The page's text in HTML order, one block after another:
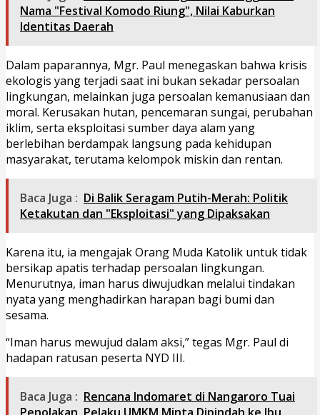
Nama "Festival Komodo Riung", Nilai Kaburkan
Identitas Daerah
Dalam paparannya, Mgr. Paul menegaskan bahwa krisis
ekologis yang terjadi saat ini bukan sekadar persoalan
lingkungan, melainkan juga persoalan kemanusiaan dan
moral. Kerusakan hutan, pencemaran sungai, perubahan
iklim, serta eksploitasi sumber daya alam yang
berlebihan berdampak langsung pada kehidupan
masyarakat, terutama kelompok miskin dan rentan.
Baca Juga : Di Balik Seragam Putih-Merah: Politik
Ketakutan dan "Eksploitasi" yang Dipaksakan
Karena itu, ia mengajak Orang Muda Katolik untuk tidak
bersikap apatis terhadap persoalan lingkungan.
Menurutnya, iman harus diwujudkan melalui tindakan
nyata yang menghadirkan harapan bagi bumi dan
sesama.
“Iman harus mewujud dalam aksi,” tegas Mgr. Paul di
hadapan ratusan peserta NYD III.
Baca Juga : Rencana Indomaret di Nangaroro Tuai
Penolakan, Pelaku UMKM Minta Dipindah ke Ibu